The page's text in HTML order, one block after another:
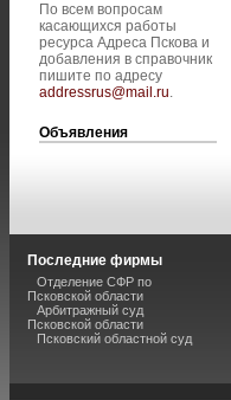
По всем вопросам
касающихся работы
ресурса Адреса Пскова и
добавления в справочник
пишите по адресу
addressrus@mail.ru.
Объявления
Последние фирмы
Отделение СФР по
Псковской области
Арбитражный суд
Псковской области
Псковский областной суд